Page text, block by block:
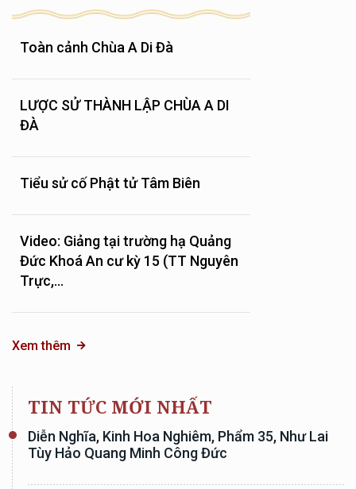
Toàn cảnh Chùa A Di Đà
LƯỢC SỬ THÀNH LẬP CHÙA A DI
ĐÀ
Tiểu sử cố Phật tử Tâm Biên
Video: Giảng tại trường hạ Quảng
Đức Khoá An cư kỳ 15 (TT Nguyên
Trực,...
Xem thêm
TIN TỨC MỚI NHẤT
Diễn Nghĩa, Kinh Hoa Nghiêm, Phẩm 35, Như Lai
Tùy Hảo Quang Minh Công Đức